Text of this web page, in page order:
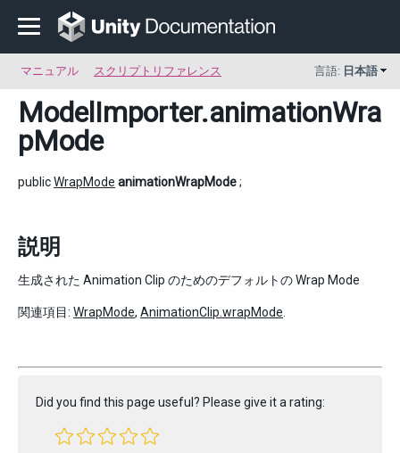
マニュアル スクリプトリファレンス 言語: 日本語
ModelImporter.animationWra
pMode
publicWrapMode animationWrapMode;
説明
生成された Animation Clip のためのデフォルトの Wrap Mode
関連項目: WrapMode, AnimationClip.wrapMode
Did you find this page useful? Please give it a rating: